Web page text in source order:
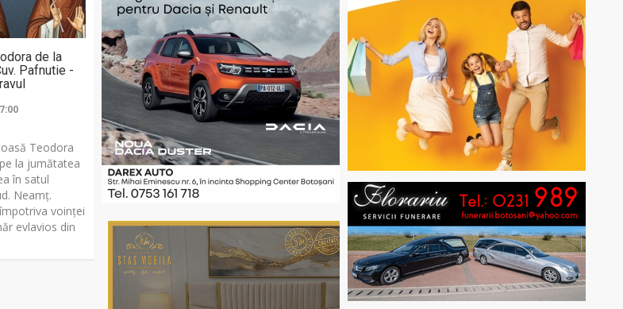
de la
Pafnutie -
Teodora
la jumătatea
în satul
Neamţ.
voinţei
evlavios din